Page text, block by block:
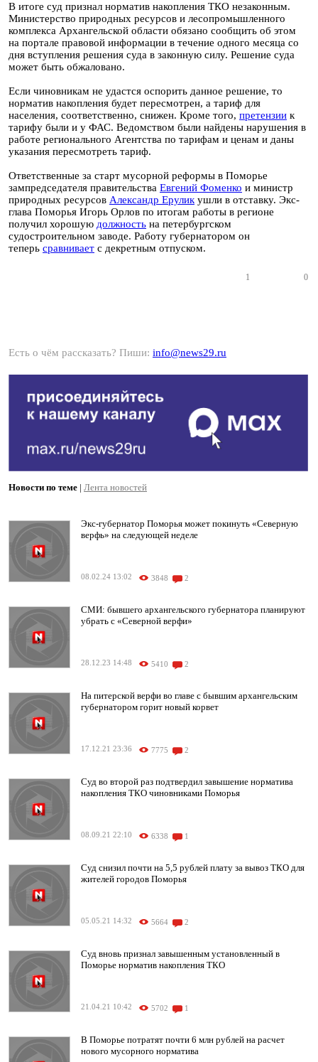
В итоге суд признал норматив накопления ТКО незаконным.
Министерство природных ресурсов и лесопромышленного
комплекса Архангельской области обязано сообщить об этом
на портале правовой информации в течение одного месяца со
дня вступления решения суда в законную силу. Решение суда
может быть обжаловано.
Если чиновникам не удастся оспорить данное решение, то
норматив накопления будет пересмотрен, а тариф для
населения, соответственно, снижен. Кроме того, претензии к
тарифу были и у ФАС. Ведомством были найдены нарушения в
работе регионального Агентства по тарифам и ценам и даны
указания пересмотреть тариф.
Ответственные за старт мусорной реформы в Поморье
зампредседателя правительства Евгений Фоменко и министр
природных ресурсов Александр Ерулик ушли в отставку. Экс-
глава Поморья Игорь Орлов по итогам работы в регионе
получил хорошую должность на петербургском
судостроительном заводе. Работу губернатором он
теперь сравнивает с декретным отпуском.
1 0
Есть о чём рассказать? Пиши: info@news29.ru
Новости по теме | Лента новостей
Экс-губернатор Поморья может покинуть «Северную
верфь» на следующей неделе
08.02.24 13:02 3848 2
СМИ: бывшего архангельского губернатора планируют
убрать с «Северной верфи»
28.12.23 14:48 5410 2
На питерской верфи во главе с бывшим архангельским
губернатором горит новый корвет
17.12.21 23:36 7775 2
Суд во второй раз подтвердил завышение норматива
накопления ТКО чиновниками Поморья
08.09.21 22:10 6338 1
Суд снизил почти на 5,5 рублей плату за вывоз ТКО для
жителей городов Поморья
05.05.21 14:32 5664 2
Суд вновь признал завышенным установленный в
Поморье норматив накопления ТКО
21.04.21 10:42 5702 1
В Поморье потратят почти 6 млн рублей на расчет
нового мусорного норматива